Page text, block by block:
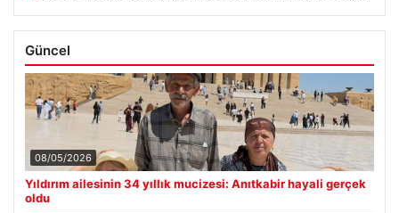
Güncel
08/05/2026
Yıldırım ailesinin 34 yıllık mucizesi: Anıtkabir hayali gerçek
oldu